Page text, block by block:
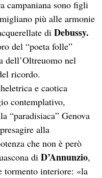
campaniana sono figli
più alle armonie
diDebussy.
del “poeta folle”
dell’Oltreuomo nel
ricordo.
e caotica
contemplativo,
“paradisiaca” Genova
alla
che non è però
diD’Annunzio,
tormento interiore: «la